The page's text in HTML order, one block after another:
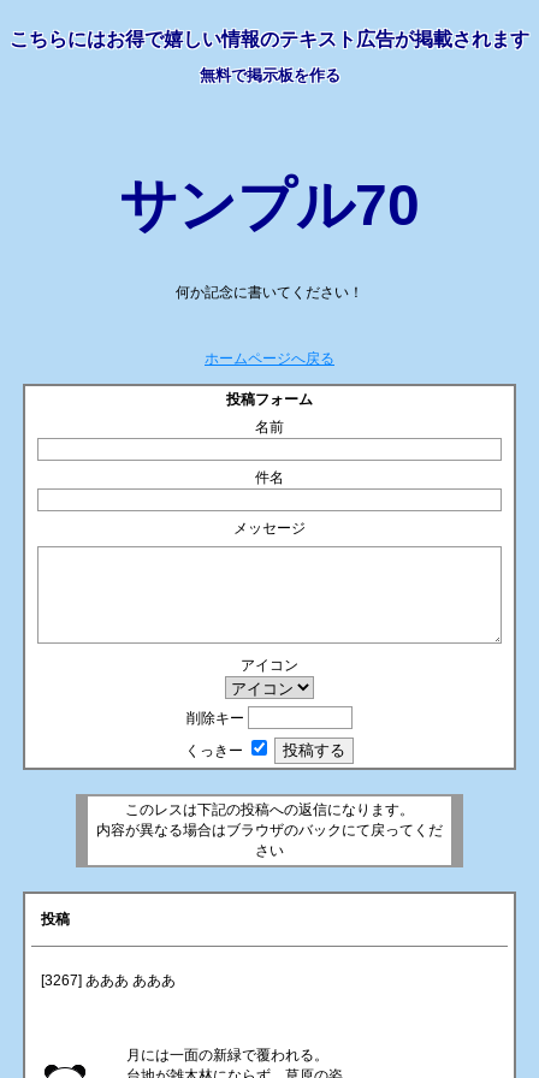
こちらにはお得で嬉しい情報のテキスト広告が掲載されます
無料で掲示板を作る
サンプル70
何か記念に書いてください！
ホームページへ戻る
投稿フォーム
名前
件名
メッセージ
アイコン
削除キー
くっきー
このレスは下記の投稿への返信になります。
内容が異なる場合はブラウザのバックにて戻ってくだ
さい
投稿
[3267] あああ あああ
月には一面の新緑で覆われる。